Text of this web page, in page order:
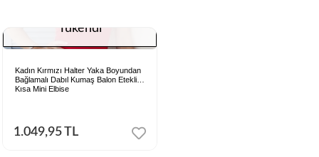
Tükendi
Kadın Kırmızı Halter Yaka Boyundan
Bağlamalı Dabıl Kumaş Balon Etekli
Kısa Mini Elbise
1.049,95 TL